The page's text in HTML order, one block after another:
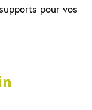
pour vos